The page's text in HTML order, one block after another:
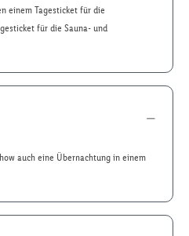
einem Tagesticket für die
für die Sauna- und
auch eine Übernachtung in einem